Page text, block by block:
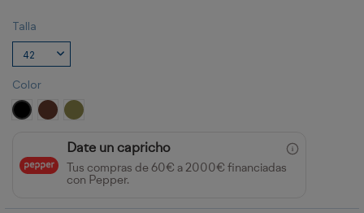
Talla
Color
NEGRO CHOCOLATEVERDE MILITAR
Date un capricho
Tus compras de 60€ a 2000€ financiadas
con Pepper.